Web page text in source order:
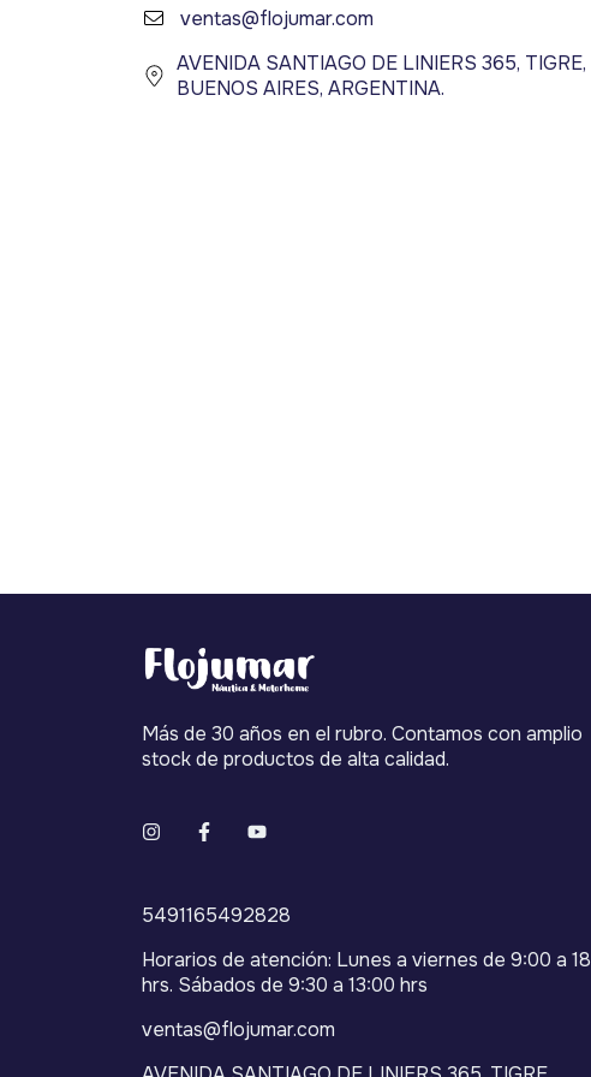
ventas@flojumar.com
AVENIDA SANTIAGO DE LINIERS 365, TIGRE,
BUENOS AIRES, ARGENTINA.
Más de 30 años en el rubro. Contamos con amplio
stock de productos de alta calidad.
5491165492828
Horarios de atención: Lunes a viernes de 9:00 a 18
hrs. Sábados de 9:30 a 13:00 hrs
ventas@flojumar.com